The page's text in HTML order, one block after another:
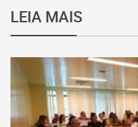
LEIA MAIS